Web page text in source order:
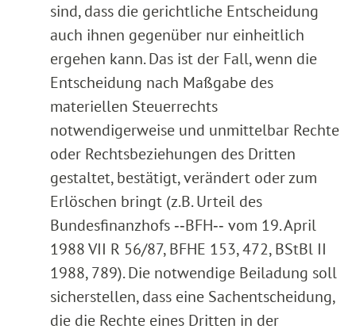
sind, dass die gerichtliche Entscheidung
auch ihnen gegenüber nur einheitlich
ergehen kann. Das ist der Fall, wenn die
Entscheidung nach Maßgabe des
materiellen Steuerrechts
notwendigerweise und unmittelbar Rechte
oder Rechtsbeziehungen des Dritten
gestaltet, bestätigt, verändert oder zum
Erlöschen bringt (z.B. Urteil des
Bundesfinanzhofs ‑‑BFH‑‑ vom 19. April
1988 VII R 56/87, BFHE 153, 472, BStBl II
1988, 789). Die notwendige Beiladung soll
sicherstellen, dass eine Sachentscheidung,
die die Rechte eines Dritten in der